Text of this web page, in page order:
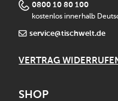
0800 10 80 100
kostenlos innerhalb
service@tischwelt.de
VERTRAG
SHOP